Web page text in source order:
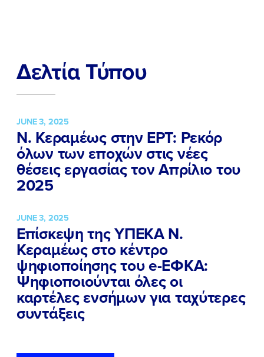
Δελτία Τύπου
JUNE 3, 2025
Ν. Κεραμέως στην ΕΡΤ: Ρεκόρ
όλων των εποχών στις νέες
θέσεις εργασίας τον Απρίλιο του
2025
JUNE 3, 2025
Επίσκεψη της ΥΠΕΚΑ Ν.
Κεραμέως στο κέντρο
ψηφιοποίησης του e-ΕΦΚΑ:
Ψηφιοποιούνται όλες οι
καρτέλες ενσήμων για ταχύτερες
συντάξεις